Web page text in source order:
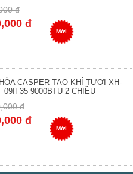
đ
đ
Mới
CASPER TẠO KHÍ TƯƠI XH-
09IF35 9000BTU 2 CHIỀU
đ
đ
Mới